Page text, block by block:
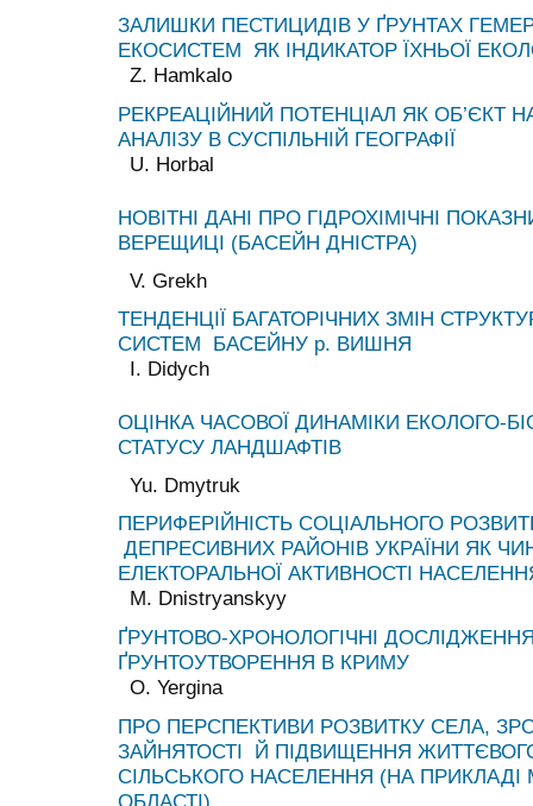
ЗАЛИШКИ ПЕСТИЦИДІВ У ҐРУНТАХ
ЕКОСИСТЕМ ЯК ІНДИКАТОР ЇХНЬОЇ
Z. Hamkalo
РЕКРЕАЦІЙНИЙ ПОТЕНЦІАЛ ЯК ОБ’ЄКТ
АНАЛІЗУ В СУСПІЛЬНІЙ ГЕОГРАФІЇ
U. Horbal
НОВІТНІ ДАНІ ПРО ГІДРОХІМІЧНІ
ВЕРЕЩИЦІ (БАСЕЙН ДНІСТРА)
V. Grekh
ТЕНДЕНЦІЇ БАГАТОРІЧНИХ ЗМІН
СИСТЕМ БАСЕЙНУ р. ВИШНЯ
I. Didych
ОЦІНКА ЧАСОВОЇ ДИНАМІКИ ЕКОЛОГО-
СТАТУСУ ЛАНДШАФТІВ
Yu. Dmytruk
ПЕРИФЕРІЙНІСТЬ СОЦІАЛЬНОГО
ДЕПРЕСИВНИХ РАЙОНІВ УКРАЇНИ ЯК
ЕЛЕКТОРАЛЬНОЇ АКТИВНОСТІ
M. Dnistryanskyy
ҐРУНТОВО-ХРОНОЛОГІЧНІ
ҐРУНТОУТВОРЕННЯ В КРИМУ
O. Yergina
ПРО ПЕРСПЕКТИВИ РОЗВИТКУ СЕЛА,
ЗАЙНЯТОСТІ Й ПІДВИЩЕННЯ
СІЛЬСЬКОГО НАСЕЛЕННЯ (НА ПРИКЛАДІ